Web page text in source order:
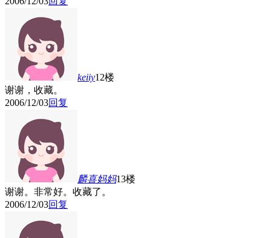
keiiy12楼
谢谢，收藏。
2006/12/03回复
麟喜妈妈13楼
谢谢。非常好。收藏了。
2006/12/03回复